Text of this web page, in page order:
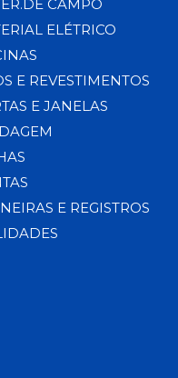
CAMPO
ELÉTRICO
E REVESTIMENTOS
E JANELAS
E REGISTROS